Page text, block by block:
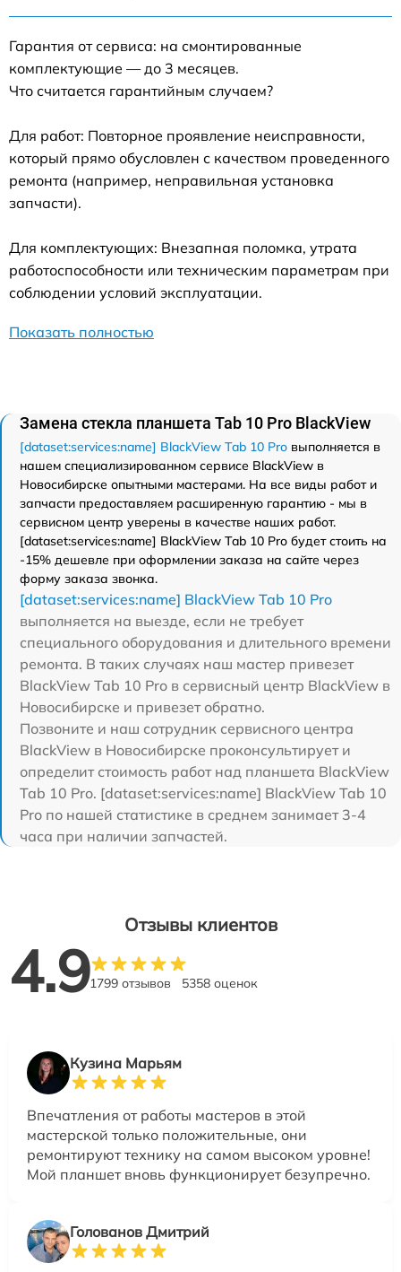
Гарантия от сервиса: на смонтированные
комплектующие — до 3 месяцев.
Что считается гарантийным случаем?
Для работ: Повторное проявление неисправности,
который прямо обусловлен с качеством проведенного
ремонта (например, неправильная установка
запчасти).
Для комплектующих: Внезапная поломка, утрата
работоспособности или техническим параметрам при
соблюдении условий эксплуатации.
Показать полностью
Замена стекла планшета Tab 10 Pro BlackView
[dataset:services:name] BlackView Tab 10 Pro выполняется в
нашем специализированном сервисе BlackView в
Новосибирске опытными мастерами. На все виды работ и
запчасти предоставляем расширенную гарантию - мы в
сервисном центр уверены в качестве наших работ.
[dataset:services:name] BlackView Tab 10 Pro будет стоить на
-15% дешевле при оформлении заказа на сайте через
форму заказа звонка.
[dataset:services:name] BlackView Tab 10 Pro
выполняется на выезде, если не требует
специального оборудования и длительного времени
ремонта. В таких случаях наш мастер привезет
BlackView Tab 10 Pro в сервисный центр BlackView в
Новосибирске и привезет обратно.
Позвоните и наш сотрудник сервисного центра
BlackView в Новосибирске проконсультирует и
определит стоимость работ над планшета BlackView
Tab 10 Pro. [dataset:services:name] BlackView Tab 10
Pro по нашей статистике в среднем занимает 3-4
часа при наличии запчастей.
Отзывы клиентов
4.91799 отзывов 5358 оценок
Кузина Марьям
Впечатления от работы мастеров в этой
мастерской только положительные, они
ремонтируют технику на самом высоком уровне!
Мой планшет вновь функционирует безупречно.
Голованов Дмитрий